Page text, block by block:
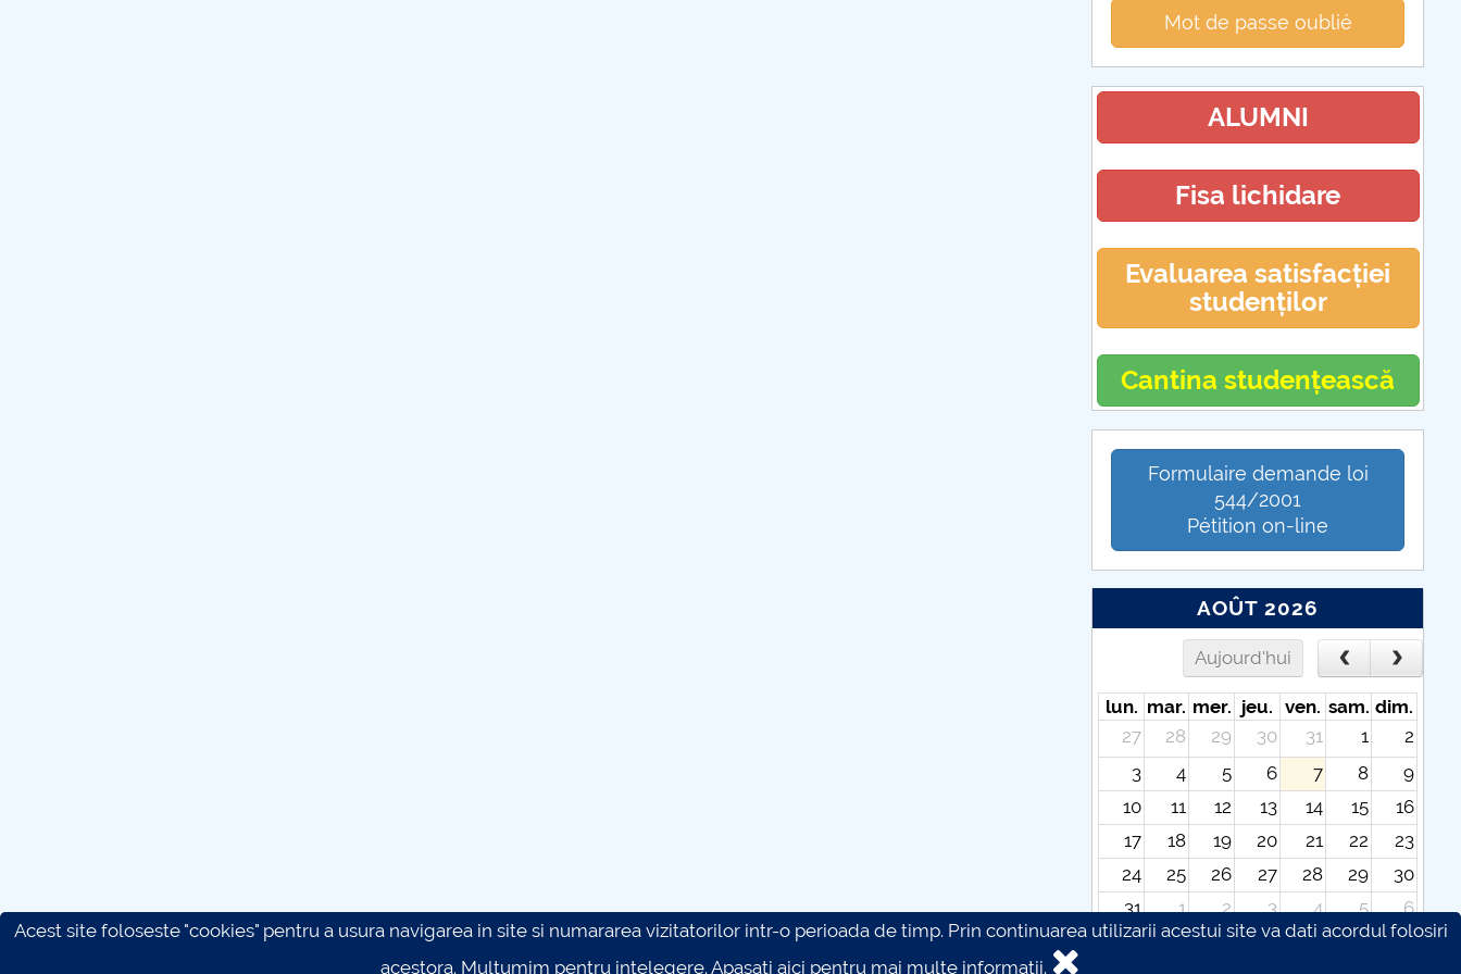
Mot de passe oublié
ALUMNI
Fisa lichidare
Evaluarea satisfacției
studenților
Cantina studențească
Formulaire demande loi
544/2001
Pétition on-line
AOÛT 2026
Aujourd'hui
lun. mar. mer. jeu. ven. sam. dim.
27
28 29 30 31 1
2
3
4 5 6 7 8
9
10
11 12 13 14 15
16
17
18 19 20 21 22
23
24
25 26 27 28 29
30
31
1 2 3 4 5
6
Acest site foloseste "cookies" pentru a usura navigarea in site si numararea vizitatorilor intr-o perioada de timp. Prin continuarea utilizarii acestui site va dati acordul folosiri
acestora. Multumim pentru intelegere.Apasati aici pentru mai multe informatii.